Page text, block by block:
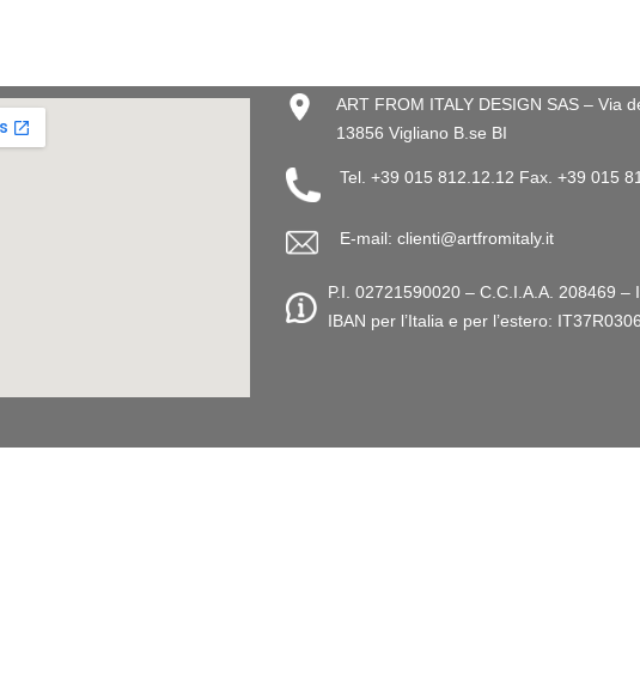
ART FROM ITALY DESIGN SAS – Via
13856 Vigliano B.se BI
Tel. +39 015 812.12.12 Fax. +39 015
E-mail: clienti@artfromitaly.it
P.I. 02721590020 – C.C.I.A.A. 208469 –
IBAN per l’Italia e per l’estero: